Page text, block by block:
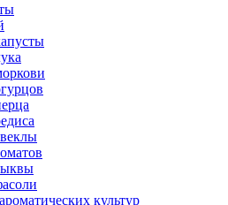
культур